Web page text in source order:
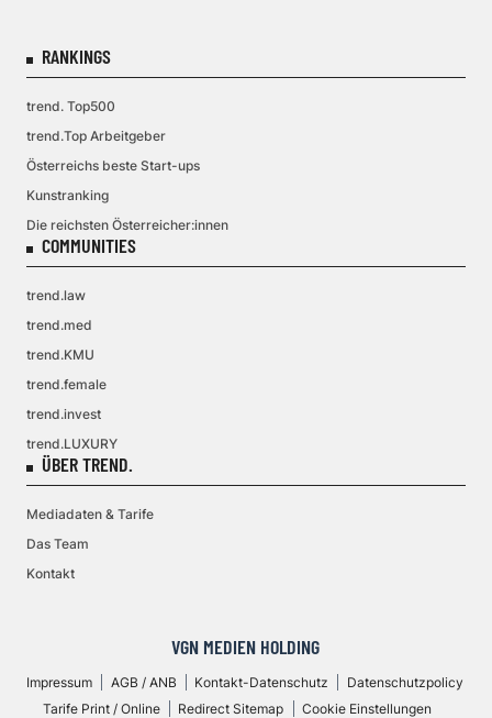
RANKINGS
trend. Top500
trend.Top Arbeitgeber
Österreichs beste Start-ups
Kunstranking
Die reichsten Österreicher:innen
COMMUNITIES
trend.law
trend.med
trend.KMU
trend.female
trend.invest
trend.LUXURY
ÜBER TREND.
Mediadaten & Tarife
Das Team
Kontakt
VGN MEDIEN HOLDING
Impressum AGB / ANB Kontakt-Datenschutz
Datenschutzpolicy
Tarife Print / Online
Redirect Sitemap Cookie Einstellungen